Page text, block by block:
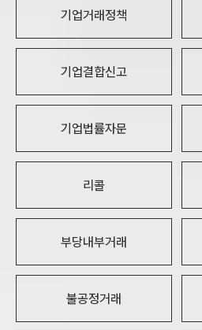
기업거래정책
기업결합신고
기업법률자문
리콜
부당내부거래
불공정거래